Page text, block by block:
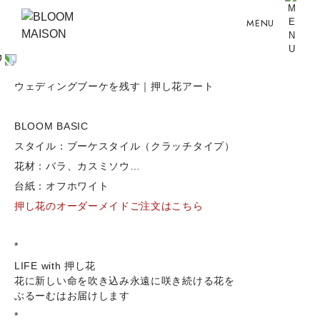
MENU
ウェディングブーケを残す｜押し花アート
BLOOM BASIC
スタイル：ブーケスタイル（クラッチタイプ）
花材：バラ、カスミソウ…
台紙：オフホワイト
押し花のオーダーメイドご注文はこちら
*
LIFE with 押し花
花に新しい命を吹き込み永遠に咲き続ける花を
ぶるーむはお届けします
*